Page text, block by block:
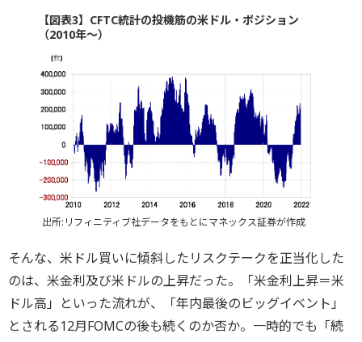
【図表3】CFTC統計の投機筋の米ドル・ポジション
（2010年～）
出所:リフィニティブ社データをもとにマネックス証券が作成
そんな、米ドル買いに傾斜したリスクテークを正当化した
のは、米金利及び米ドルの上昇だった。「米金利上昇＝米
ドル高」といった流れが、「年内最後のビッグイベント」
とされる12月FOMCの後も続くのか否か。一時的でも「続